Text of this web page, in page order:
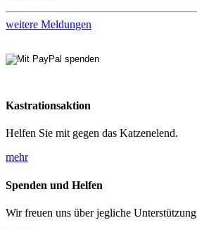
weitere Meldungen
Kastrationsaktion
Helfen Sie mit gegen das Katzenelend.
mehr
Spenden und Helfen
Wir freuen uns über jegliche Unterstützung